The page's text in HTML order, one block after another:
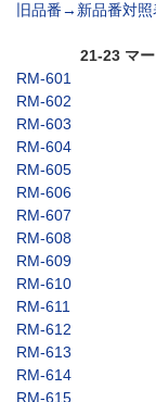
旧品番→新品番対
21-23 マ
RM-601
RM-602
RM-603
RM-604
RM-605
RM-606
RM-607
RM-608
RM-609
RM-610
RM-611
RM-612
RM-613
RM-614
RM-615